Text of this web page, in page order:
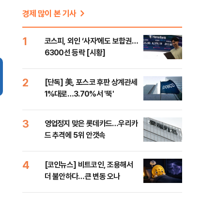
경제 많이 본 기사
1
코스피, 외인 ‘사자’에도 보합권…
6300선 등락 [시황]
2
[단독] 美, 포스코 후판 상계관세
1%대로…3.70%서 '뚝'
3
영업정지 맞은 롯데카드…우리카
드 추격에 5위 안갯속
4
[코인뉴스] 비트코인, 조용해서
더 불안하다…큰 변동 오나